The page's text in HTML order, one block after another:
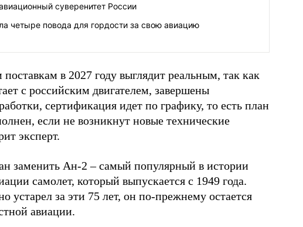
суверенитет России
четыре повода для гордости за свою авиацию
в 2027 году выглядит реальным, так как
с российским двигателем, завершены
сертификация идет по графику, то есть план
если не возникнут новые технические
эксперт.
заменить Ан-2 – самый популярный в истории
самолет, который выпускается с 1949 года.
устарел за эти 75 лет, он по-прежнему остается
авиации.